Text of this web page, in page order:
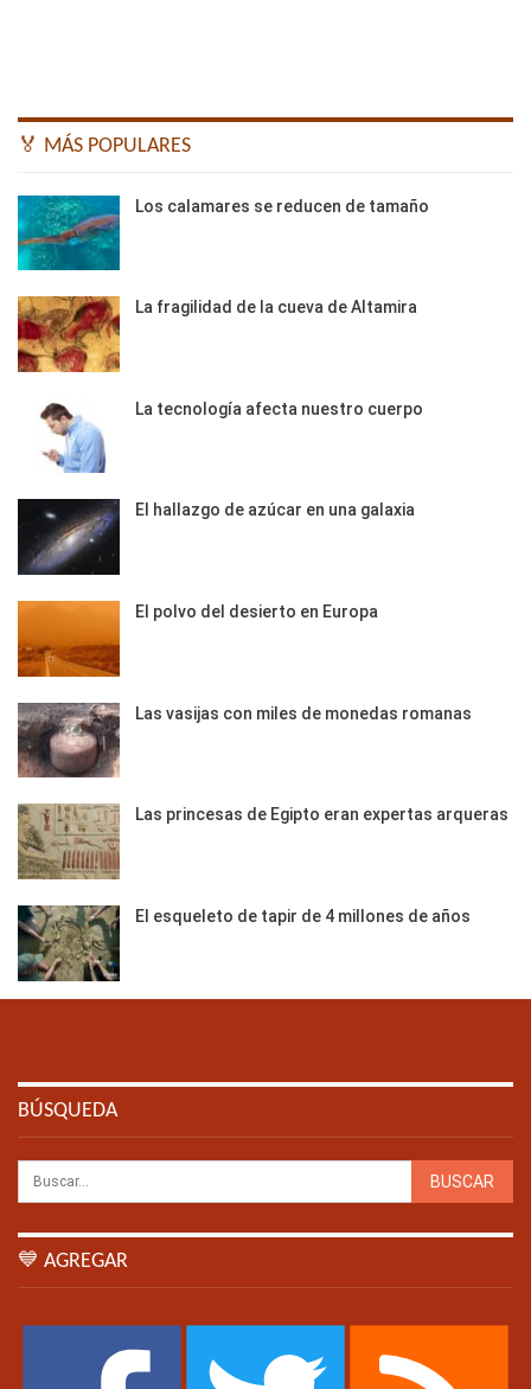
🏅 MÁS POPULARES
Los calamares se reducen de tamaño
La fragilidad de la cueva de Altamira
La tecnología afecta nuestro cuerpo
El hallazgo de azúcar en una galaxia
El polvo del desierto en Europa
Las vasijas con miles de monedas romanas
Las princesas de Egipto eran expertas arqueras
El esqueleto de tapir de 4 millones de años
BÚSQUEDA
💙 AGREGAR